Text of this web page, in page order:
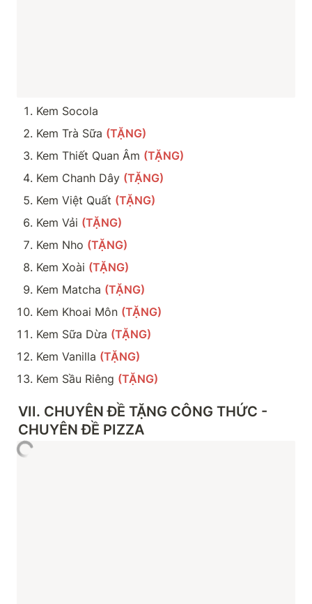
Kem Socola
Kem Trà Sữa (TẶNG)
Kem Thiết Quan Âm (TẶNG)
Kem Chanh Dây (TẶNG)
Kem Việt Quất (TẶNG)
Kem Vải (TẶNG)
Kem Nho (TẶNG)
Kem Xoài (TẶNG)
Kem Matcha (TẶNG)
Kem Khoai Môn (TẶNG)
Kem Sữa Dừa (TẶNG)
Kem Vanilla (TẶNG)
Kem Sầu Riêng (TẶNG)
VII. CHUYÊN ĐỀ TẶNG CÔNG THỨC -
CHUYÊN ĐỀ PIZZA